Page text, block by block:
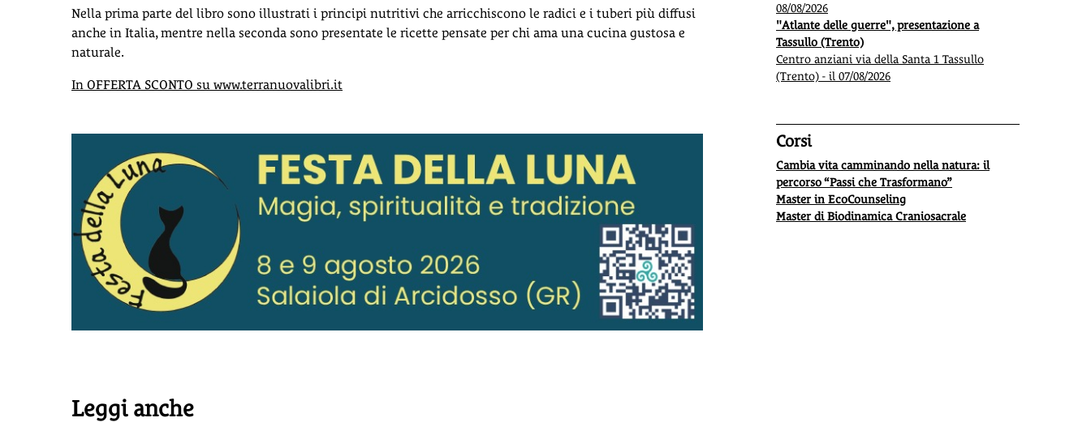
Nella prima parte del libro sono illustrati i principi nutritivi che arricchiscono le radici e i tuberi più diffusi
anche in Italia, mentre nella seconda sono presentate le ricette pensate per chi ama una cucina gustosa e
naturale.
In OFFERTA SCONTO su www.terranuovalibri.it
Leggi anche
08/08/2026
"Atlante delle guerre", presentazione a
Tassullo (Trento)
Centro anziani via della Santa 1 Tassullo
(Trento) - il 07/08/2026
Corsi
Cambia vita camminando nella natura: il
percorso “Passi che Trasformano”
Master in EcoCounseling
Master di Biodinamica Craniosacrale